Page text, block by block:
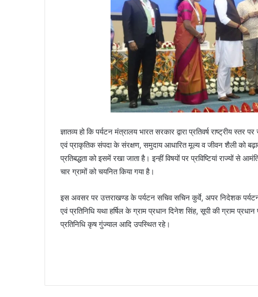
ज्ञातव्य हो कि पर्यटन मंत्रालय भारत सरकार द्वारा प्रतिवर्ष राष्ट्रीय
एवं प्राकृतिक संपदा के संरक्षण, समुदाय आधारित मूल्य व जीवन शैली को
प्रतिबद्धता को इसमें रखा जाता है। इन्हीं विषयों पर प्रविष्टियां राज्यों से
चार ग्रामों को चयनित किया गया है।
इस अवसर पर उत्तराखण्ड के पर्यटन सचिव सचिन कुर्वे, अपर निदेशक
एवं प्रतिनिधि यथा हर्षिल के ग्राम प्रधान दिनेश सिंह, सूपी की ग्राम
प्रतिनिधि कृष गुंज्याल आदि उपस्थित रहे।